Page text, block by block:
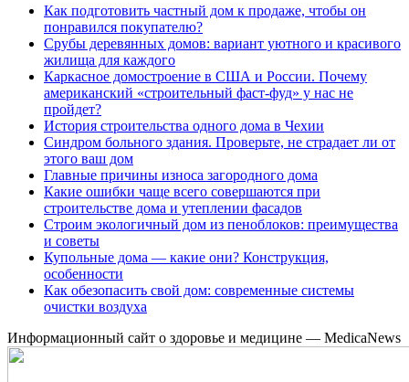
Как подготовить частный дом к продаже, чтобы он
понравился покупателю?
Срубы деревянных домов: вариант уютного и красивого
жилища для каждого
Каркасное домостроение в США и России. Почему
американский «строительный фаст-фуд» у нас не
пройдет?
История строительства одного дома в Чехии
Синдром больного здания. Проверьте, не страдает ли от
этого ваш дом
Главные причины износа загородного дома
Какие ошибки чаще всего совершаются при
строительстве дома и утеплении фасадов
Строим экологичный дом из пеноблоков: преимущества
и советы
Купольные дома — какие они? Конструкция,
особенности
Как обезопасить свой дом: современные системы
очистки воздуха
Информационный сайт о здоровье и медицине — MedicaNews